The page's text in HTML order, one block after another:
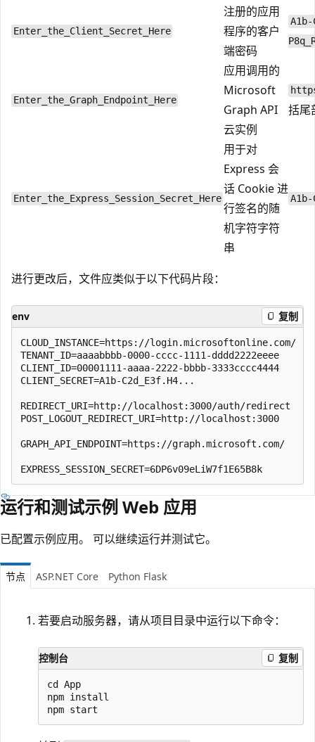
Enter_the_Client_Secret_Here
注册的应用
程序的客户
端密码
Enter_the_Graph_Endpoint_Here
应用调用的
Microsoft
Graph API
云实例
括尾
Enter_the_Express_Session_Secret_Here
用于对
Express 会
话 Cookie 进
行签名的随
机字符字符
串
进行更改后，文件应类似于以下代码片段：
env 复制
CLOUD_INSTANCE=https://login.microsoftonline.com/
TENANT_ID=aaaabbbb-0000-cccc-1111-dddd2222eeee
CLIENT_ID=00001111-aaaa-2222-bbbb-3333cccc4444
CLIENT_SECRET=A1b-C2d_E3f.H4...
REDIRECT_URI=http://localhost:3000/auth/redirect
POST_LOGOUT_REDIRECT_URI=http://localhost:3000
GRAPH_API_ENDPOINT=https://graph.microsoft.com/
运行和测试示例 Web 应用
已配置示例应用。 可以继续运行并测试它。
节点 ASP.NET Core Python Flask
若要启动服务器，请从项目目录中运行以下命令：
控制台 复制
cd App
npm install